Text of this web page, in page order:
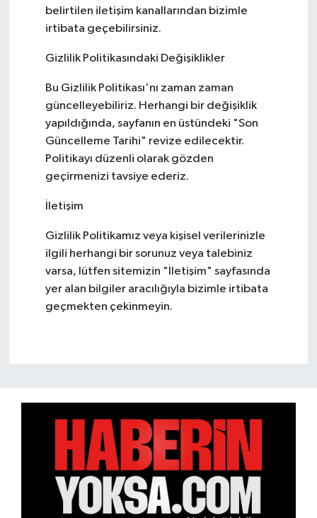
belirtilen iletişim kanallarından bizimle
irtibata geçebilirsiniz.
Gizlilik Politikasındaki Değişiklikler
Bu Gizlilik Politikası'nı zaman zaman
güncelleyebiliriz. Herhangi bir değişiklik
yapıldığında, sayfanın en üstündeki "Son
Güncelleme Tarihi" revize edilecektir.
Politikayı düzenli olarak gözden
geçirmenizi tavsiye ederiz.
İletişim
Gizlilik Politikamız veya kişisel verilerinizle
ilgili herhangi bir sorunuz veya talebiniz
varsa, lütfen sitemizin "İletişim" sayfasında
yer alan bilgiler aracılığıyla bizimle irtibata
geçmekten çekinmeyin.